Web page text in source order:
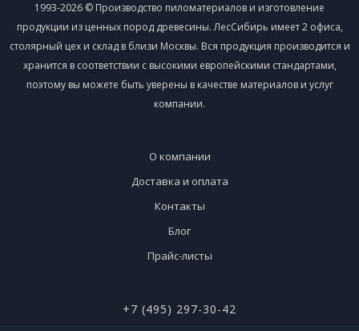
1993-2026 © Производство пиломатериалов и изготовление
продукции из ценных пород древесины. ЛесСибирь имеет 2 офиса,
столярный цех и склад в близи Москвы. Вся продукция производится и
хранится в соответствии с высокими европейскими стандартами,
поэтому вы можете быть уверены в качестве материалов и услуг
компании.
О компании
Доставка и оплата
Контакты
Блог
Прайс-листы
+7 (495) 297-30-42